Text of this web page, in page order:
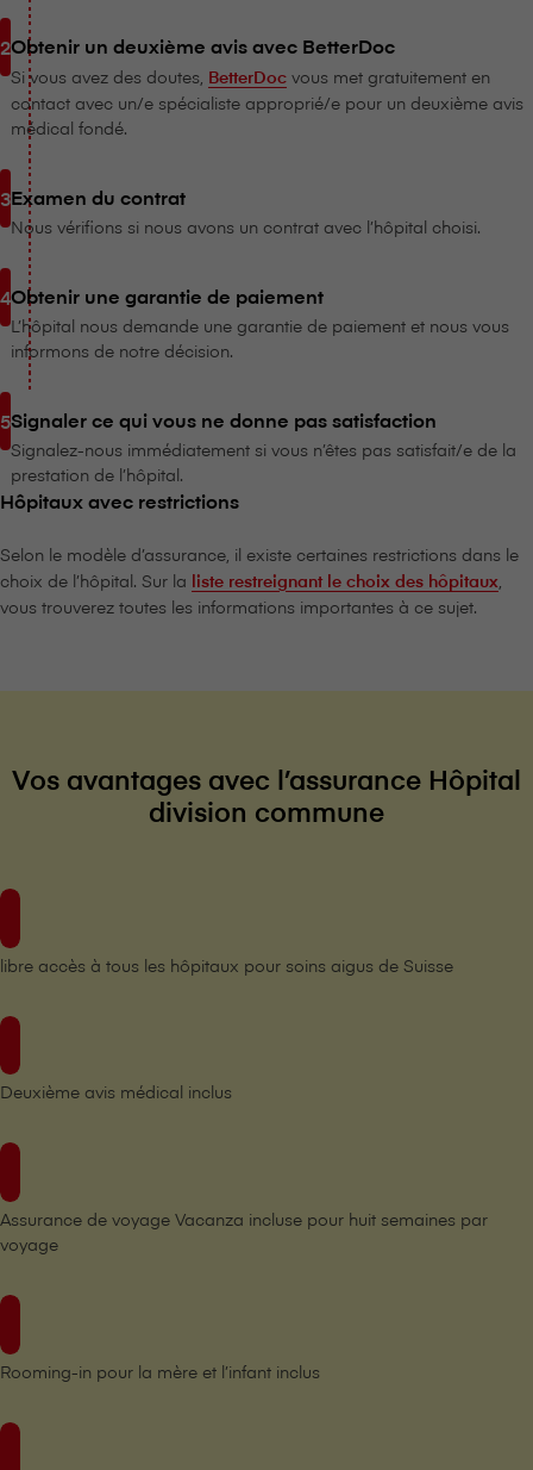
Obtenir un deuxième avis avec BetterDoc
Si vous avez des doutes, BetterDoc vous met gratuitement en
contact avec un/e spécialiste approprié/e pour un deuxième avis
médical fondé.
Examen du contrat
Nous vérifions si nous avons un contrat avec l’hôpital choisi.
Obtenir une garantie de paiement
L’hôpital nous demande une garantie de paiement et nous vous
informons de notre décision.
Signaler ce qui vous ne donne pas satisfaction
Signalez-nous immédiatement si vous n’êtes pas satisfait/e de la
prestation de l’hôpital.
Hôpitaux avec restrictions
Selon le modèle d’assurance, il existe certaines restrictions dans le
choix de l’hôpital. Sur la liste restreignant le choix des hôpitaux
vous trouverez toutes les informations importantes à ce sujet.
Vos avantages avec l’assurance Hôpital
division commune
libre accès à tous les hôpitaux pour soins aigus de Suisse
Deuxième avis médical inclus
Assurance de voyage Vacanza incluse pour huit semaines par
voyage
Rooming-in pour la mère et l’infant inclus